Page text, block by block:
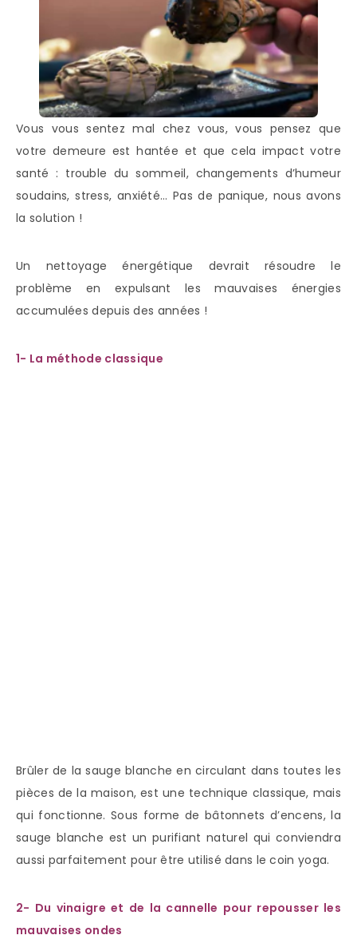
Vous vous sentez mal chez vous, vous pensez que
votre demeure est hantée et que cela impact votre
santé : trouble du sommeil, changements d’humeur
soudains, stress, anxiété… Pas de panique, nous avons
la solution !
Un nettoyage énergétique devrait résoudre le
problème en expulsant les mauvaises énergies
accumulées depuis des années !
1- La méthode classique
Brûler de la sauge blanche en circulant dans toutes les
pièces de la maison, est une technique classique, mais
qui fonctionne. Sous forme de bâtonnets d’encens, la
sauge blanche est un purifiant naturel qui conviendra
aussi parfaitement pour être utilisé dans le coin yoga.
2- Du vinaigre et de la cannelle pour repousser les
mauvaises ondes